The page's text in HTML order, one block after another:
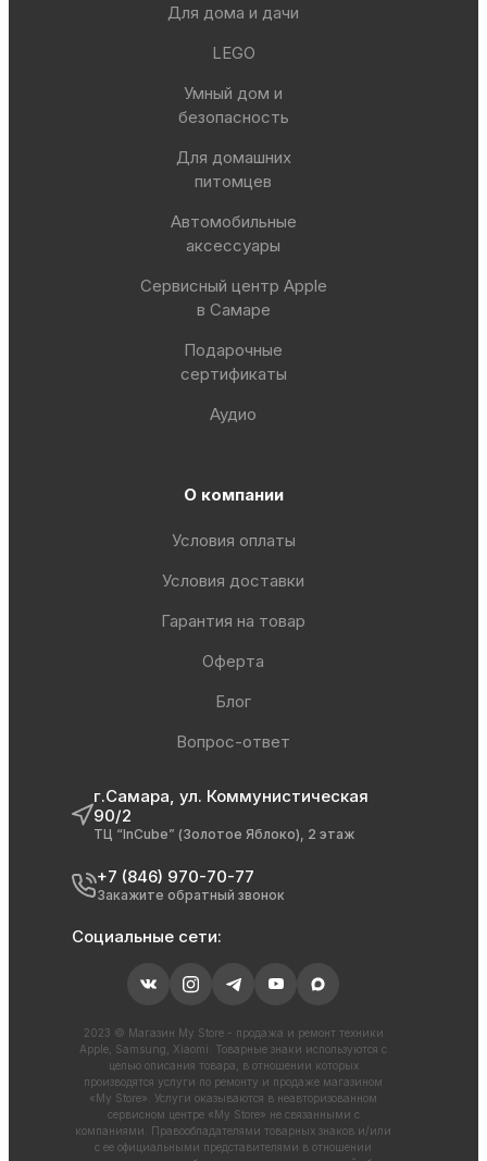
Для дома и дачи
LEGO
Умный дом и
безопасность
Для домашних
питомцев
Автомобильные
аксессуары
Сервисный центр Apple
в Самаре
Подарочные
сертификаты
Аудио
О компании
Условия оплаты
Условия доставки
Гарантия на товар
Оферта
Блог
Вопрос-ответ
г.Самара, ул. Коммунистическая
90/2
ТЦ “InCube” (Золотое Яблоко), 2 этаж
+7 (846) 970-70-77
Закажите обратный звонок
Социальные сети:
2023 © Магазин My Store - продажа и ремонт техники
Apple, Samsung, Xiaomi. Товарные знаки используются с
целью описания товара, в отношении которых
производятся услуги по ремонту и продаже магазином
«My Store». Услуги оказываются в неавторизованном
сервисном центре «My Store» не связанными с
компаниями. Правообладателями товарных знаков и/или
с ее официальными представителями в отношении